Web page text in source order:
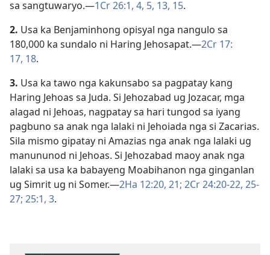
sa sangtuwaryo.​—1Cr 26:​1, 4, 5, 13, 15.
2. Usa ka Benjaminhong opisyal nga nangulo sa
180,000 ka sundalo ni Haring Jehosapat.​—2Cr 17:​
17, 18.
3. Usa ka tawo nga kakunsabo sa pagpatay kang
Haring Jehoas sa Juda. Si Jehozabad ug Jozacar, mga
alagad ni Jehoas, nagpatay sa hari tungod sa iyang
pagbuno sa anak nga lalaki ni Jehoiada nga si Zacarias.
Sila mismo gipatay ni Amazias nga anak nga lalaki ug
manununod ni Jehoas. Si Jehozabad maoy anak nga
lalaki sa usa ka babayeng Moabihanon nga ginganlan
ug Simrit ug ni Somer.​—2Ha 12:​20, 21; 2Cr 24:20-22, 25-
27; 25:​1, 3.